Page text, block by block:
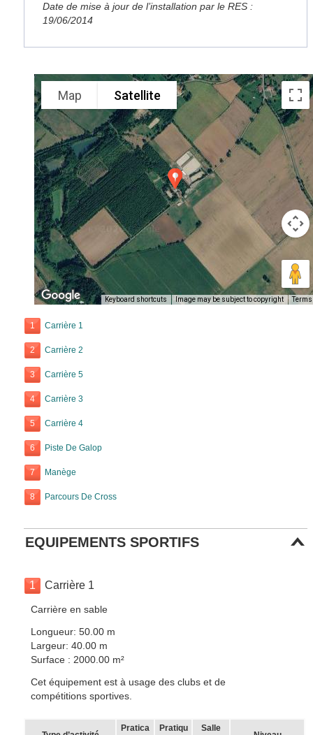
Date de mise à jour de l’installation par le RES :
19/06/2014
Map Satellite
Keyboard shortcuts Image may be subject to copyright Terms
1 Carrière 1
2 Carrière 2
3 Carrière 5
4 Carrière 3
5 Carrière 4
6 Piste De Galop
7 Manège
8 Parcours De Cross
EQUIPEMENTS SPORTIFS
1 Carrière 1
Carrière en sable
Longueur: 50.00 m
Largeur: 40.00 m
Surface : 2000.00 m²
Cet équipement est à usage des clubs et de
compétitions sportives.
Pratica
Pratiqu
Salle